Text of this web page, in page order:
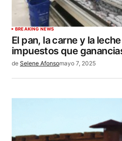
BREAKING NEWS
El pan, la carne y la
impuestos que
de Selene Afonsomayo 7, 2025